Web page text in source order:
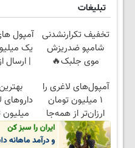
تبلیغات
تخفیف تکرارنشدنی
شامپو ضدریزش
موی جلبک🔥
آمپول
یک
| ارسال
آمپول‌های لاغری را
۱ میلیون تومان
ارزان‌تر از همه‌جا
بخر!
ارسال از